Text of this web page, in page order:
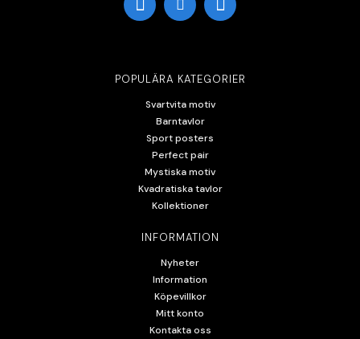
med vacker fotokonst kan bestå av trendiga
harmoniska och hemtrevliga motiv som är enkla att
inredas på väggen så har du kommit rätt. På SwedeArts
finner du nämligen harmoniska och hemtrevliga bilder
som passar att ramas in i hemmets alla väggar.
POPULÄRA KATEGORIER
Svartvita motiv
Barntavlor
Sport posters
Perfect pair
Mystiska motiv
Kvadratiska tavlor
Kollektioner
INFORMATION
Nyheter
Information
Köpevillkor
Mitt konto
Kontakta oss